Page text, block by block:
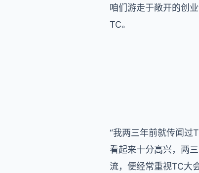
咱们游走于敞开的创
TC。
“我两三年前就传闻过
看起来十分高兴，两
流，便经常重视TC大